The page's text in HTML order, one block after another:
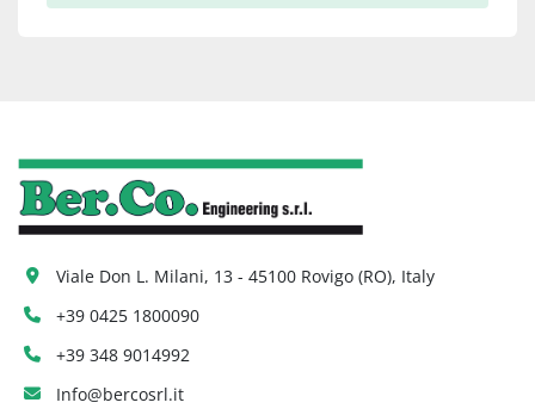
Viale Don L. Milani, 13 - 45100 Rovigo (RO), Italy
+39 0425 1800090
+39 348 9014992
Info@bercosrl.it